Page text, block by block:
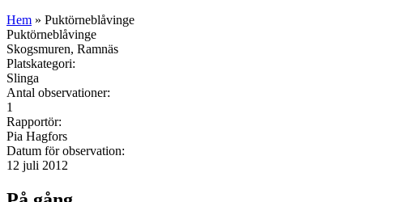
Hem » Puktörneblåvinge
Puktörneblåvinge
Skogsmuren, Ramnäs
Platskategori:
Slinga
Antal observationer:
1
Rapportör:
Pia Hagfors
Datum för observation:
12 juli 2012